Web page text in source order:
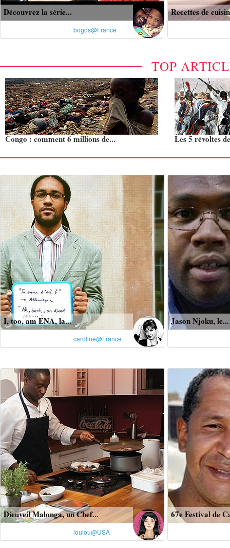
Découvrez la série...
bogos@France
Recettes de
TOP
Congo : comment 6 millions de... Les 5 révoltes
I, too, am ENA, la...
caroline@France
Jason Njoku, le...
Dieuveil Malonga, un Chef...
loulou@USA
67e Festival de